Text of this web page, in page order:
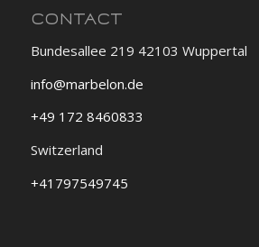
CONTACT
Bundesallee 219 42103 Wuppertal
info@marbelon.de
+49 172 8460833
Switzerland
+41797549745